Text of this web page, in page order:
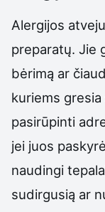
Alergijos
preparatų. Jie
bėrimą ar
kuriems
pasirūpinti
jei juos
naudingi
sudirgusią ar